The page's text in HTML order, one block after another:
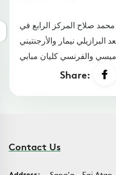
محمد صلاح المركز الرابع في
البرازيلي نيمار والأرجنتيني
Share:
Contact Us